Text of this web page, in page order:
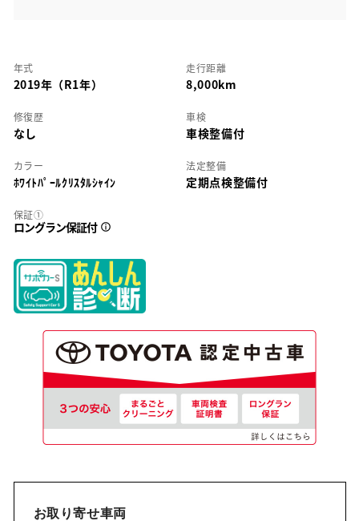
年式
2019年（R1年）
走行距離
8,000km
修復歴
なし
車検
車検整備付
カラー
ﾎﾜｲﾄﾊﾟｰﾙｸﾘｽﾀﾙｼｬｲﾝ
法定整備
定期点検整備付
保証①
ロングラン保証付
お取り寄せ車両